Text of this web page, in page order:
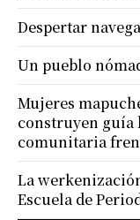
Despertar
Un pueblo
Mujeres
construyen
comunitaria
La
Escuela de